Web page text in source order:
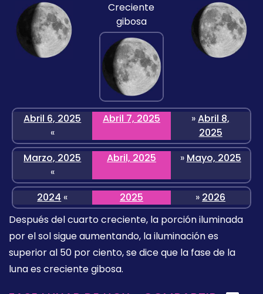
Creciente
gibosa
Abril 6, 2025
«
Abril 7, 2025 »Abril 8,
2025
Marzo, 2025
«
Abril, 2025 » Mayo, 2025
2024 « 2025 » 2026
Después del cuarto creciente, la porción iluminada
por el sol sigue aumentando, la iluminación es
superior al 50 por ciento, se dice que la fase de la
luna es creciente gibosa.